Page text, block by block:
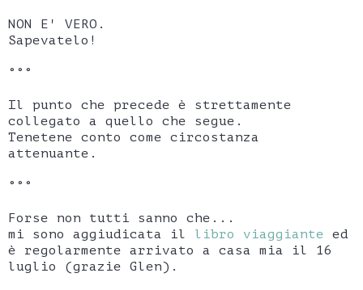
NON E' VERO.
Sapevatelo!
°°°
Il punto che precede è strettamente
collegato a quello che segue.
Tenetene conto come circostanza
attenuante.
°°°
Forse non tutti sanno che...
mi sono aggiudicata il libro viaggiante ed
è regolarmente arrivato a casa mia il 16
luglio (grazie Glen).